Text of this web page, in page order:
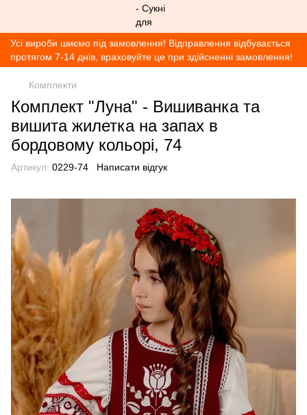
Усі вироби шиємо під замовлення! Відправлення відбувається
протягом 7-14 днів, враховуйте це при здійсненні замовлення!
Комплекти
Комплект "Луна" - Вишиванка та
вишита жилетка на запах в
бордовому кольорі, 74
Артикул: 0229-74 Написати відгук